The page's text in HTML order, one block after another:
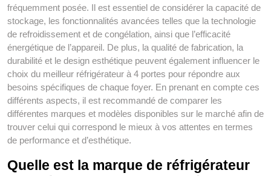
fréquemment posée. Il est essentiel de considérer la capacité de
stockage, les fonctionnalités avancées telles que la technologie
de refroidissement et de congélation, ainsi que l’efficacité
énergétique de l’appareil. De plus, la qualité de fabrication, la
durabilité et le design esthétique peuvent également influencer le
choix du meilleur réfrigérateur à 4 portes pour répondre aux
besoins spécifiques de chaque foyer. En prenant en compte ces
différents aspects, il est recommandé de comparer les
différentes marques et modèles disponibles sur le marché afin de
trouver celui qui correspond le mieux à vos attentes en termes
de performance et d’esthétique.
Quelle est la marque de réfrigérateur